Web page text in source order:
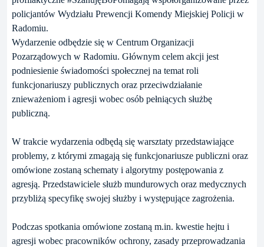
policjantów Wydziału Prewencji Komendy Miejskiej Policji w
Radomiu.
Wydarzenie odbędzie się w Centrum Organizacji
Pozarządowych w Radomiu. Głównym celem akcji jest
podniesienie świadomości społecznej na temat roli
funkcjonariuszy publicznych oraz przeciwdziałanie
znieważeniom i agresji wobec osób pełniących służbę
publiczną.
W trakcie wydarzenia odbędą się warsztaty przedstawiające
problemy, z którymi zmagają się funkcjonariusze publiczni oraz
omówione zostaną schematy i algorytmy postępowania z
agresją. Przedstawiciele służb mundurowych oraz medycznych
przybliżą specyfikę swojej służby i występujące zagrożenia.
Podczas spotkania omówione zostaną m.in. kwestie hejtu i
agresji wobec pracowników ochrony, zasady przeprowadzania